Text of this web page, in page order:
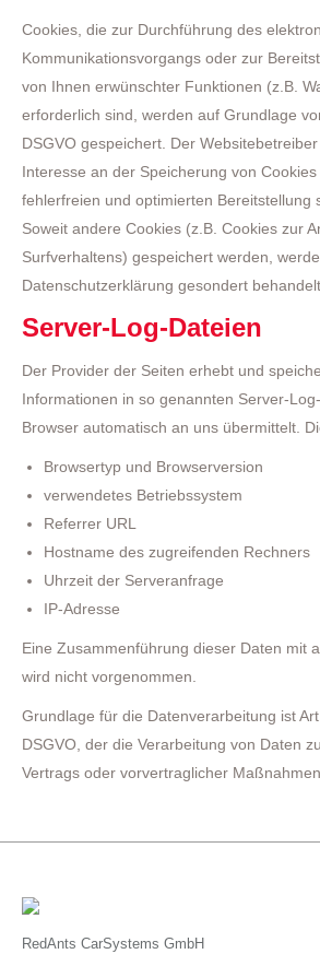
Cookies, die zur Durchführung des
Kommunikationsvorgangs oder zur
von Ihnen erwünschter Funktionen (z.B.
erforderlich sind, werden auf Grundlage
DSGVO gespeichert. Der
Interesse an der Speicherung von
fehlerfreien und optimierten Bereitstellung
Soweit andere Cookies (z.B. Cookies zur
Surfverhaltens) gespeichert werden,
Datenschutzerklärung gesondert behandelt.
Server-Log-Dateien
Der Provider der Seiten erhebt und
Informationen in so genannten Server-
Browser automatisch an uns übermittelt.
Browsertyp und Browserversion
verwendetes Betriebssystem
Referrer URL
Hostname des zugreifenden Rechners
Uhrzeit der Serveranfrage
IP-Adresse
Eine Zusammenführung dieser Daten mit
wird nicht vorgenommen.
Grundlage für die Datenverarbeitung ist
DSGVO, der die Verarbeitung von Daten
Vertrags oder vorvertraglicher
RedAnts CarSystems GmbH